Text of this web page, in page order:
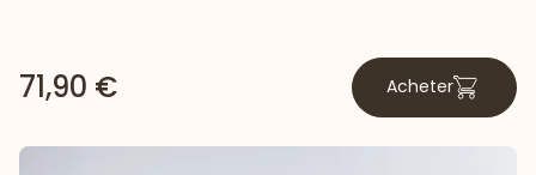
71,90 € Acheter